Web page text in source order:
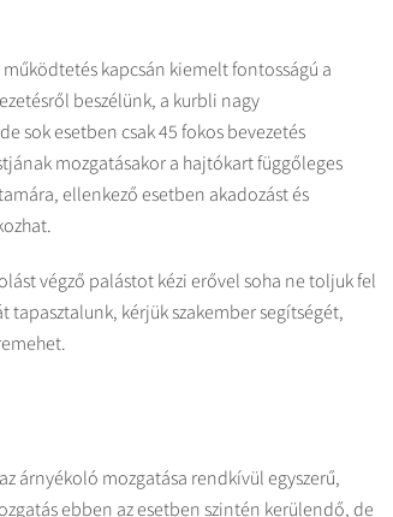
kapcsán kiemelt fontosságú a
beszélünk, a kurbli nagy
sok esetben csak 45 fokos bevezetés
mozgatásakor a hajtókart függőleges
ellenkező esetben akadozást és
végző palástot kézi erővel soha ne toljuk fel
kérjük szakember segítségét,
árnyékoló mozgatása rendkívül egyszerű,
ebben az esetben szintén kerülendő, de